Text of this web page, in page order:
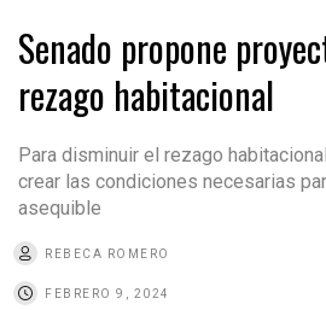
Senado propone
rezago habitacional
Para disminuir el rezago
crear las condiciones necesarias
asequible
REBECA ROMERO
FEBRERO 9, 2024